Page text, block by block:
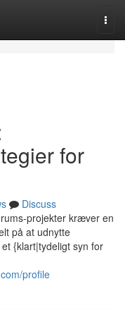
for
Discuss
projekter kræver en
på at udnytte
{klart|tydeligt syn for
profile